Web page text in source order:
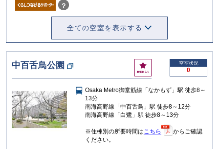
？
全ての空室を表示する
中百舌鳥公園
お
気
入
空室状況
0
Osaka Metro御堂筋線「なかもず」駅 徒歩8～
13分
南海高野線「中百舌鳥」駅 徒歩8～12分
南海高野線「白鷺」駅 徒歩8～13分
※住棟別の所要時間はこちら
からご確認
ください。